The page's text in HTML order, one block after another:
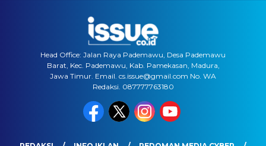
Head Office: Jalan Raya Pademawu, Desa Pademawu
Barat, Kec. Pademawu, Kab. Pamekasan, Madura,
Jawa Timur. Email. cs.issue@gmail.com No. WA
Redaksi. 087777763180